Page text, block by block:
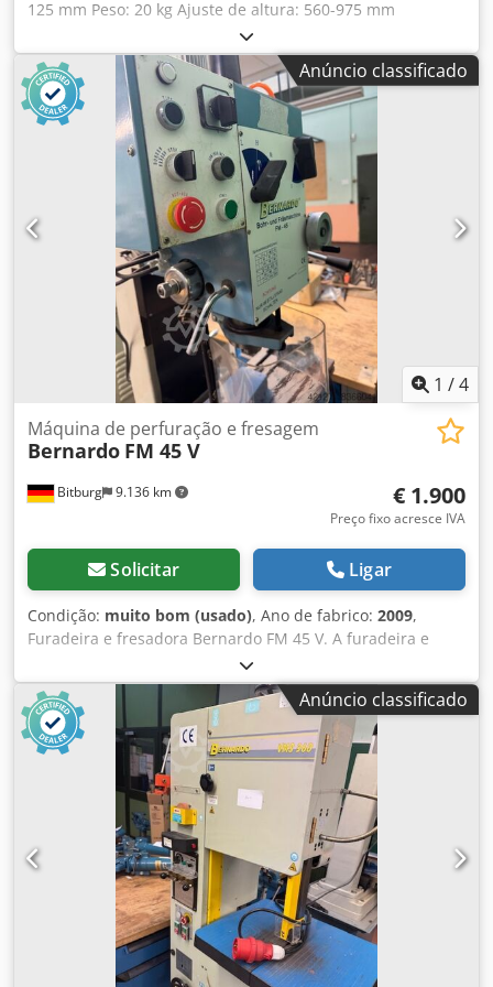
125 mm Peso: 20 kg Ajuste de altura: 560-975 mm
Equipamento: - Construção robusta em ferro fundido tripé
para máxima carga - Suporte de rolos ajustável em altura
de forma contínua e com bloqueio - Apoio seguro da peça
de trabalho - Rolos de aço galvanizado maciço e de alta
resistência - Com dois rolos de 125 mm de comprimento
cada, ideal para tubos, ... Dados técnicos: Largura dos
rolos: 2 x 125 mm Diâmetro do rolo: 51 mm Dwedpfx Aisw
U U U Roxsa Ajuste de altura: 560 - 975 mm Capacidade
máxima de carga: 700 kg Diâmetro do tubo de suporte: 74 /
52 mm Peso aprox.: 20 kg
Anúncio classificado
1 /4
Bitburg 9.136 km
Máquina de perfuração e fresagem
Bernardo FM 45 V
€ 1.900
Preço fixo acresce IVA
Solicitar Ligar
Condição: muito bom (usado), Ano de fabrico: 2009,
Furadeira e fresadora Bernardo FM 45 V. A furadeira e
fresadora FM 45 V oferece uma ótima relação custo-
benefício graças ao avanço padrão. A orientação em cauda
de andorinha da cabeça da engrenagem garante o mais
alto nível de precisão e estabilidade. Desempenho de
perfuração em aço 32 mm Desempenho de perfuração em
ferro fundido 40mm descarregando 260 mm Velocidade do
fuso (12) 50 - 2520 rpm Montagem do fuso MK4 Golpe de
pena 120mm Alimentação de pena (3) 0,12 / 0,19 / 0,26
mm/rotação Tamanho da mesa 820x240mm Distância fuso
/ mesa 40 - 485 mm Distância de viagem (x/y) 550/190 mm
Ajuste de altura da cabeça de fresagem 400mm Tamanho
do slot T 14mm Distância da ranhura em T 55 mm Potência
de saída do motor S1 100% 0,85/1,1 kW (400 V) Potência de
entrada do motor S6 40% 1,1 / 1,5 kW (400 V) Dimensões da
Anúncio classificado